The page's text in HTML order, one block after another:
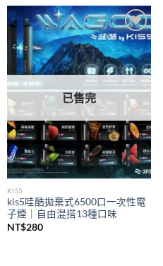
NT$300
到
NT$350
Add to
wishlist
已售完
KIS5
kis5哇酷拋棄式6500口一次性電
子煙｜自由混搭13種口味
NT$280